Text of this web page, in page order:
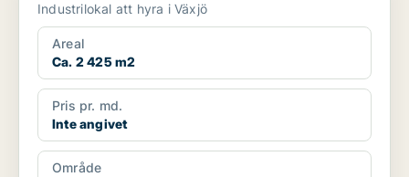
Industrilokal att hyra i Växjö
Areal
Ca. 2 425 m2
Pris pr. md.
Inte angivet
Område